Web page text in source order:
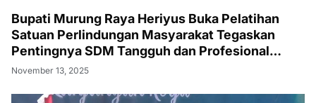
Bupati Murung Raya Heriyus Buka Pelatihan
Satuan Perlindungan Masyarakat Tegaskan
Pentingnya SDM Tangguh dan Profesional
Hadapi Tantangan Keamanan Daerah
November 13, 2025